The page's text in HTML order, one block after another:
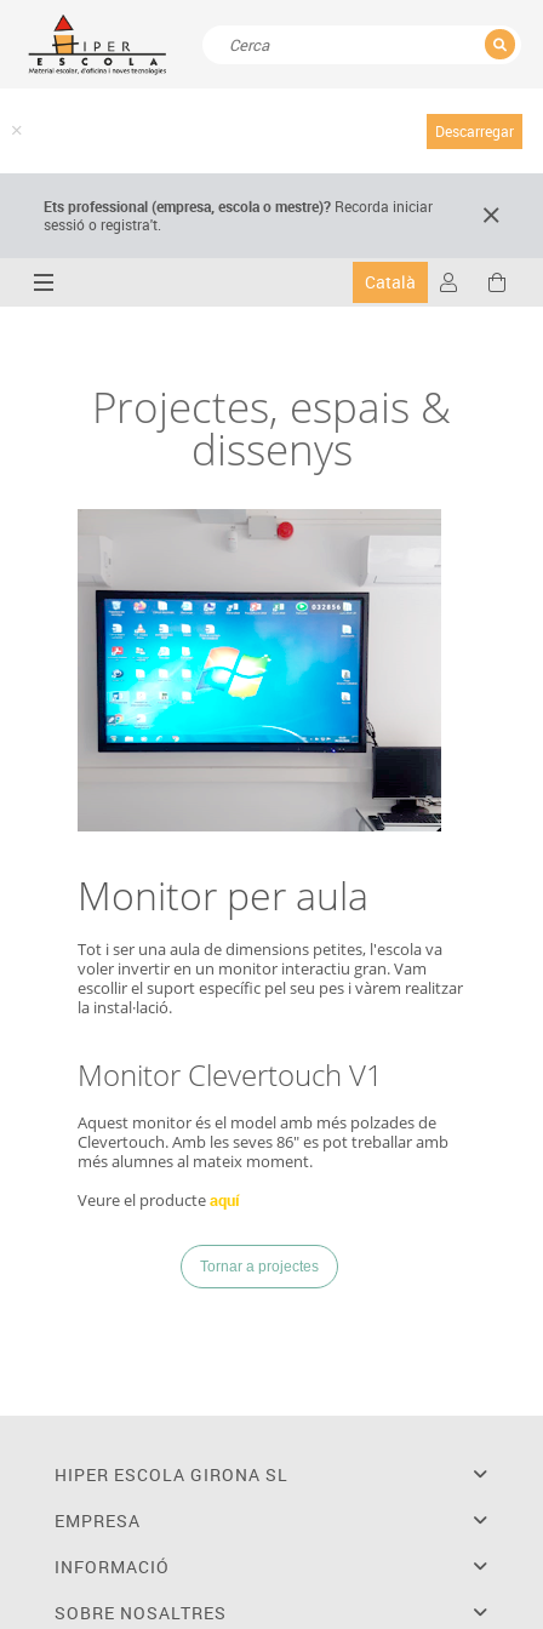
Descarregar
Ets professional (empresa,escola o mestre)? Recorda iniciar
sessió o registra't.
Català
Projectes, espais &
dissenys
Monitor per aula
Tot i ser una aula de dimensions petites, l'escola va
voler invertir en un monitor interactiu gran. Vam
escollir el suport específic pel seu pes i vàrem realitzar
la instal·lació.
Monitor Clevertouch V1
Aquest monitor és el model amb més polzades de
Clevertouch. Amb les seves 86" es pot treballar amb
més alumnes al mateix moment.
Veure el producteaquí
Tornar a projectes
HIPER ESCOLA GIRONA SL
EMPRESA
INFORMACIÓ
SOBRE NOSALTRES